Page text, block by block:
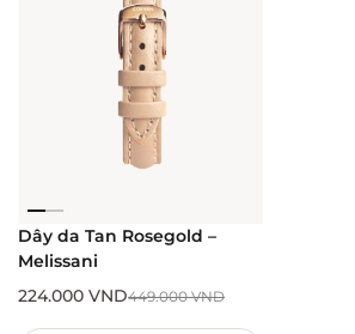
Dây da Tan Rosegold –
Melissani
224.000 VND449.000VND